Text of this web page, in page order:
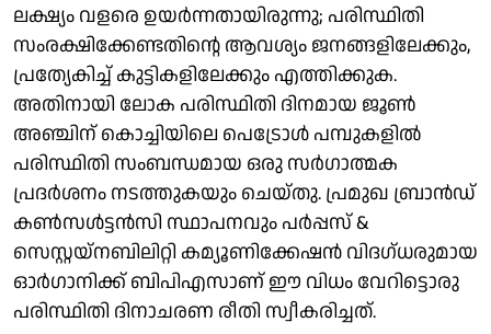
ലക്ഷ്യം വളരെ ഉയര്‍ന്നതായിരുന്നു; പരിസ്ഥിതി
സംരക്ഷിക്കേണ്ടതിന്റെ ആവശ്യം ജനങ്ങളിലേക്കും,
പ്രത്യേകിച്ച് കുട്ടികളിലേക്കും എത്തിക്കുക.
അതിനായി ലോക പരിസ്ഥിതി ദിനമായ ജൂണ്‍
അഞ്ചിന് കൊച്ചിയിലെ പെട്രോള്‍ പമ്പുകളില്‍
പരിസ്ഥിതി സംബന്ധമായ ഒരു സര്‍ഗാത്മക
പ്രദര്‍ശനം നടത്തുകയും ചെയ്തു. പ്രമുഖ ബ്രാന്‍ഡ്
കണ്‍സള്‍ട്ടന്‍സി സ്ഥാപനവും പര്‍പ്പസ് &
സെസ്റ്റയ്‌നബിലിറ്റി കമ്യൂണിക്കേഷന്‍ വിദഗ്ധരുമായ
ഓര്‍ഗാനിക്ക് ബിപിഎസാണ് ഈ വിധം വേറിട്ടൊരു
പരിസ്ഥിതി ദിനാചരണ രീതി സ്വീകരിച്ചത്.